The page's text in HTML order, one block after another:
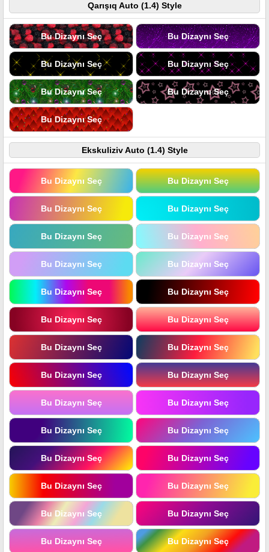
Qarışıq Auto (1.4) Style
Bu Dizaynı Seç Bu Dizaynı Seç
Bu Dizaynı Seç Bu Dizaynı Seç
Bu Dizaynı Seç Bu Dizaynı Seç
Bu Dizaynı Seç
Ekskuliziv Auto (1.4) Style
Bu Dizaynı Seç Bu Dizaynı Seç
Bu Dizaynı Seç Bu Dizaynı Seç
Bu Dizaynı Seç Bu Dizaynı Seç
Bu Dizaynı Seç Bu Dizaynı Seç
Bu Dizaynı Seç Bu Dizaynı Seç
Bu Dizaynı Seç Bu Dizaynı Seç
Bu Dizaynı Seç Bu Dizaynı Seç
Bu Dizaynı Seç Bu Dizaynı Seç
Bu Dizaynı Seç Bu Dizaynı Seç
Bu Dizaynı Seç Bu Dizaynı Seç
Bu Dizaynı Seç Bu Dizaynı Seç
Bu Dizaynı Seç Bu Dizaynı Seç
Bu Dizaynı Seç Bu Dizaynı Seç
Bu Dizaynı Seç Bu Dizaynı Seç